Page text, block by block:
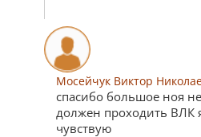
Мосейчук Виктор
спасибо большое ноя
должен проходить ВЛК
чувствую